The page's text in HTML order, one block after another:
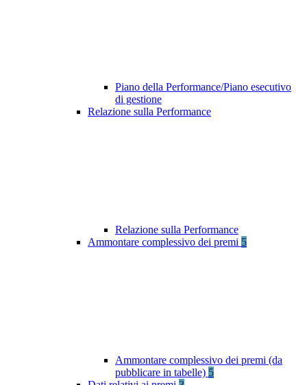
Piano della Performance/Piano esecutivo
di gestione
Relazione sulla Performance
Relazione sulla Performance
Ammontare complessivo dei premi 5
Ammontare complessivo dei premi (da
pubblicare in tabelle) 5